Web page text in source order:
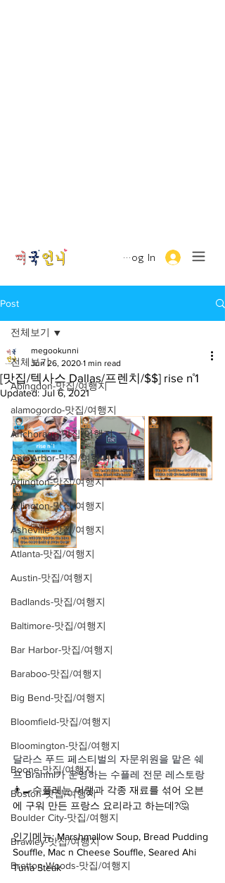
Log In
Post
전체보기
Abingdon-맛집/여행지
alamogordo-맛집/여행지
Anchorage-맛집/여행지
Ann Arbor-맛집/여행지
Arlington-맛집/여행지
Arlington-맛집/여행지
Asheville-맛집/여행지
Atlanta-맛집/여행지
Austin-맛집/여행지
Badlands-맛집/여행지
Baltimore-맛집/여행지
Bar Harbor-맛집/여행지
Baraboo-맛집/여행지
Big Bend-맛집/여행지
Bloomfield-맛집/여행지
Bloomington-맛집/여행지
Boone-맛집/여행지
Boston-맛집/여행지
Boulder City-맛집/여행지
Brawley-맛집/여행지
Bretton Woods-맛집/여행지
전체보기
[맛집/텍사스 Dallas/프렌치/$$] rise n˚1
megookunni
Jun 26, 2020 1 min read
Updated:Jul 6, 2021
달라스 푸드 페스티벌의 자문위원을 맡은 쉐
프 Brahmi가 운영하는 수플레 전문 레스토랑
👨‍🍳수플레는 머랭과 각종 재료를 섞어 오븐
에 구워 만든 프랑스 요리라고 하는데?🤔
인기메뉴: Marshmallow Soup, Bread Pudding
Souffle, Mac n Cheese Souffle, Seared Ahi
Tuna Steak